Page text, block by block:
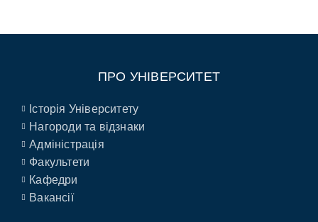
ПРО УНІВЕРСИТЕТ
Історія Університету
Нагороди та відзнаки
Адміністрація
Факультети
Кафедри
Вакансії